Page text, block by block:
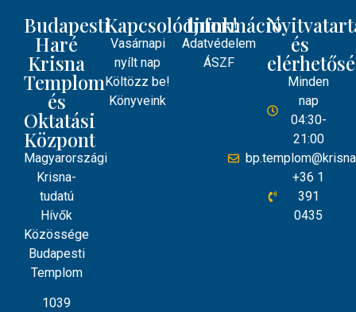
Budapesti
Haré
Krisna
Templom
és
Oktatási
Központ
Magyarországi
Krisna-
tudatú
Hívők
Közössége
Budapesti
Templom
1039
Kapcsolódjunk!
Vasárnapi
nyílt nap
Költözz be!
Könyveink
Információ
Adatvédelem
ÁSZF
és
Minden
nap
04:30-
21:00
+36 1
391
0435